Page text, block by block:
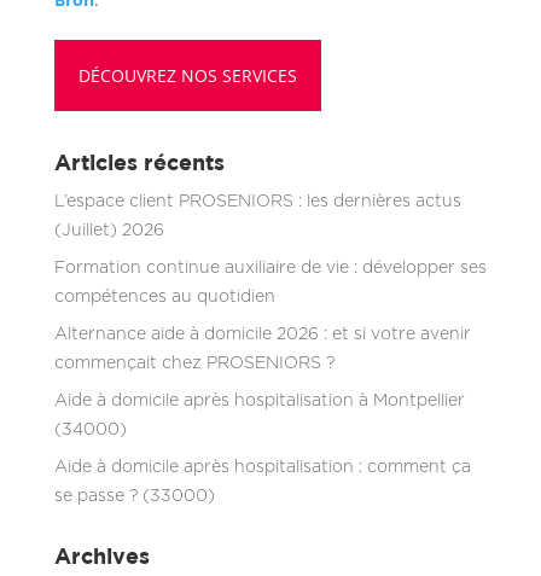
DÉCOUVREZ NOS SERVICES
Articles récents
L’espace client PROSENIORS : les dernières actus
(Juillet) 2026
Formation continue auxiliaire de vie : développer ses
compétences au quotidien
Alternance aide à domicile 2026 : et si votre avenir
commençait chez PROSENIORS ?
Aide à domicile après hospitalisation à Montpellier
(34000)
Aide à domicile après hospitalisation : comment ça
se passe ? (33000)
Archives